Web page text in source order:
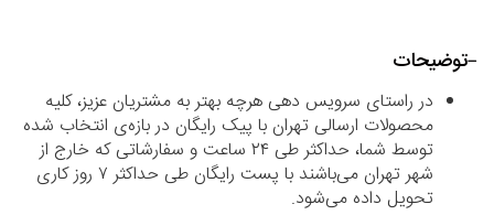
توضیحات
در راستای سرویس دهی هرچه بهتر به مشتریان عزیز، کلیه
محصولات ارسالی تهران با پیک رایگان در بازه‌ی انتخاب شده
توسط شما، حداکثر طی ۲۴ ساعت و سفارشاتی که خارج از
شهر تهران می‌باشند با پست رایگان طی حداکثر ۷ روز کاری
تحویل داده می‌شود.